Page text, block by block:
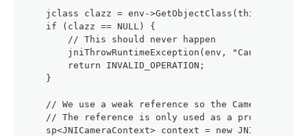
    jclass clazz = env->GetObjectClass(thiz);
    if (clazz == NULL) {
        // This should never happen
jniThrowRuntimeException(env, "Can't find
        return INVALID_OPERATION;
    }
// We use a weak reference so the Camera
// The reference is only used as a proxy for
sp<JNICameraContext> context = new